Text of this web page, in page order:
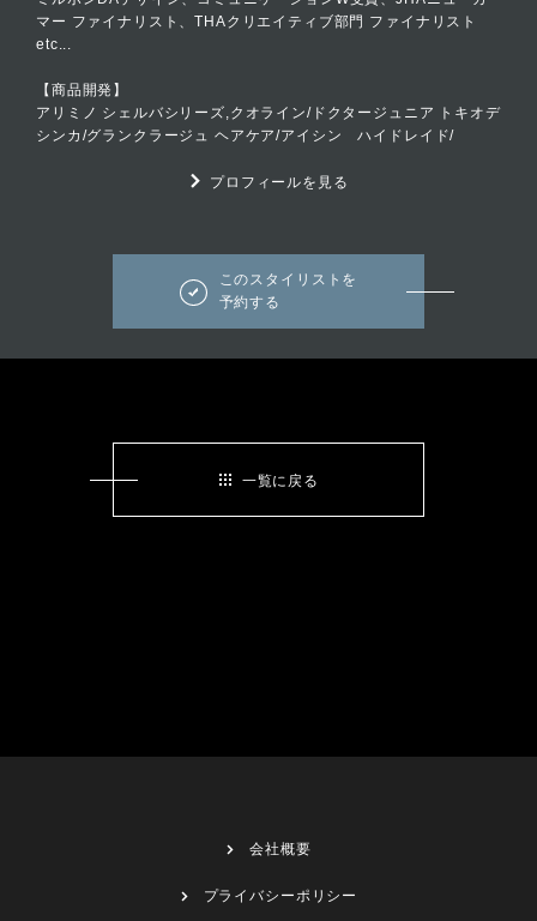
マー ファイナリスト、THAクリエイティブ部門 ファイナリスト
etc...
【商品開発】
アリミノ シェルバシリーズ,クオライン/ドクタージュニア トキオデ
シンカ/グランクラージュ ヘアケア/アイシン ハイドレイド/
プロフィールを見る
このスタイリストを
予約する
一覧に戻る
会社概要
プライバシーポリシー